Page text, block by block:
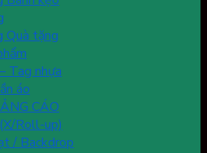
Quà tặng
Tag nhựa
áo
CÁO
Roll-up)
/ Backdrop